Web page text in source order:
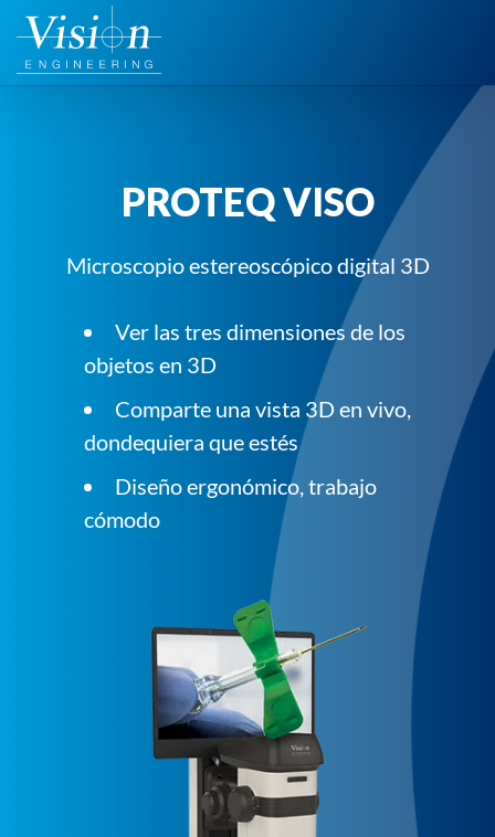
Saltar
contenido
PROTEQ VISO
Microscopio estereoscópico digital 3D
Ver las tres dimensiones de los
objetos en 3D
Comparte una vista 3D en vivo,
dondequiera que estés
Diseño ergonómico, trabajo
cómodo